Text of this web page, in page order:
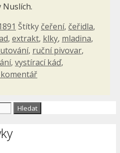
Nuslích.
Štítky čeření, čeřidla,
, extrakt, klky, mladina,
, ruční pivovar,
, vystírací káď,